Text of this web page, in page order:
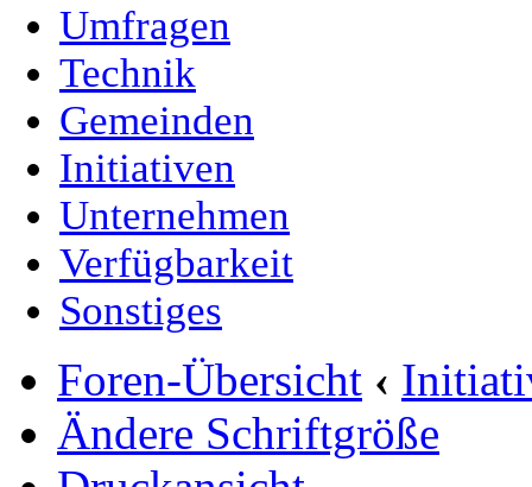
Umfragen
Technik
Gemeinden
Initiativen
Unternehmen
Verfügbarkeit
Sonstiges
Foren-Übersicht ‹
Ändere Schriftgröße